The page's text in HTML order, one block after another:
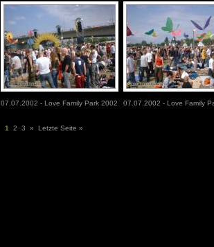
07.07.2002 - Love Family Park 2002 07.07.2002 - Love Family
1 2 3 » Letzte Seite »